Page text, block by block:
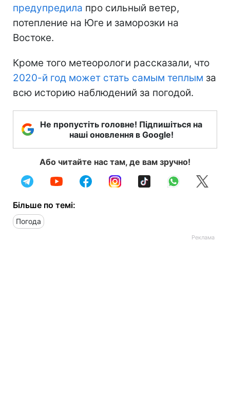
предупредила про сильный ветер,
потепление на Юге и заморозки на
Востоке.
Кроме того метеорологи рассказали, что
2020-й год может стать самым теплым за
всю историю наблюдений за погодой.
Не пропустіть головне! Підпишіться на
наші оновлення в Google!
Або читайте нас там, де вам зручно!
Більше по темі:
Погода